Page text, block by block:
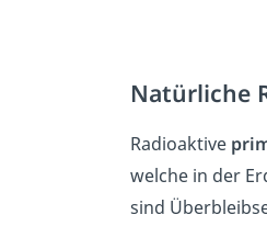
Natürliche
Radioaktive
welche in der
sind